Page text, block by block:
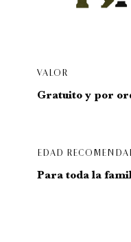
VALOR
Gratuito y por
EDAD
Para toda la